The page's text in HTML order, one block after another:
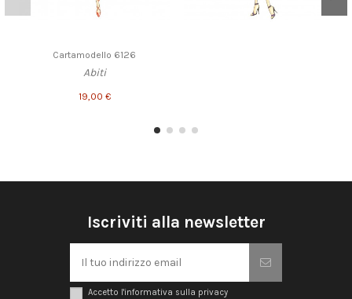
Cartamodello 6126
Abiti
19,00 €
Iscriviti alla newsletter
Accetto l'informativa sulla privacy